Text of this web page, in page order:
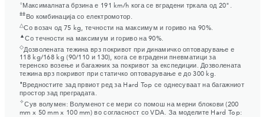
⬨ Максималната брзина е 191 km/h кога се вградени тркала од 20".
‡‡ Во комбинација со електромотор.
△Со возач од 75 kg, течности на максимум и гориво на 90%.
▲Со течности на максимум и гориво на 90%.
◇Дозволената тежина врз покривот при динамичко оптоварување е
118 kg/168 kg (90/110 и 130), кога се вградени пневматици за
теренско возење и багажник за покривот за експедиции. Дозволената
тежина врз покривот при статичко оптоварување е до 300 kg.
⬧ Вредностите зад првиот ред за Hard Top се однесуваат на багажниот
простор зад преградата.
✧Сув волумен: Волуменот се мери со помош на мерни блокови (200
mm x 50 mm x 100 mm) во согласност со VDA. За моделите Hard Top: